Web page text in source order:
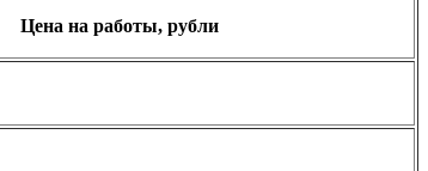
Цена на работы, рубли